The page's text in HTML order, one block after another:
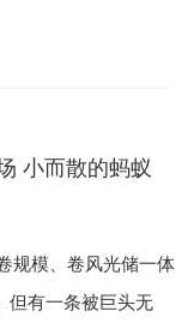
小而散的蚂蚁
规模、卷风光储一体
但有一条被巨头无